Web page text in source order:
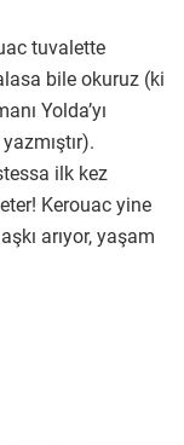
tuvalette
bile okuruz (ki
Yolda’yı
ilk kez
Kerouac yine
arıyor, yaşam